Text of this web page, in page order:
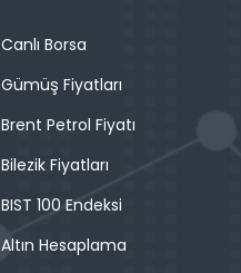
Canlı Borsa
Gümüş Fiyatları
Brent Petrol Fiyatı
Bilezik Fiyatları
BIST 100 Endeksi
Altın Hesaplama